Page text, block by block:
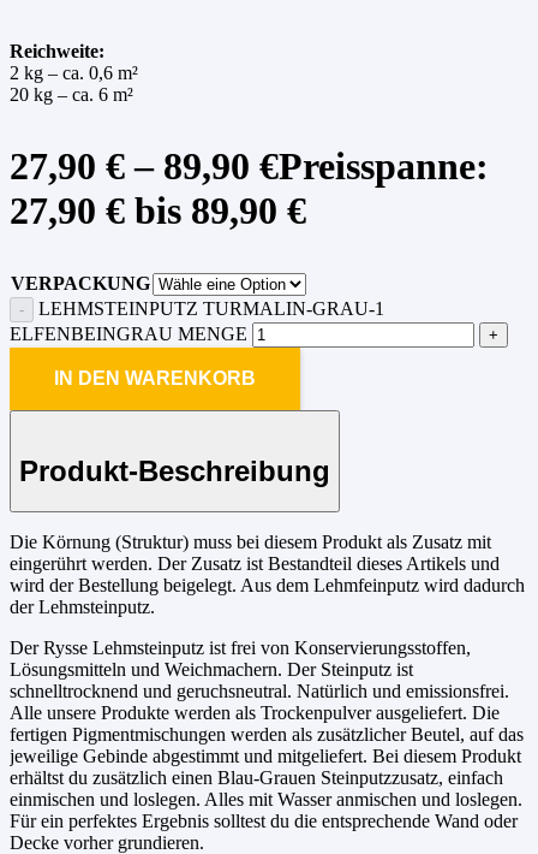
Reichweite:
2 kg – ca. 0,6 m²
20 kg – ca. 6 m²
27,90 € – 89,90 €Preisspanne:
27,90 € bis 89,90 €
VERPACKUNG
LEHMSTEINPUTZ TURMALIN-GRAU-1
ELFENBEINGRAU MENGE
IN DEN WARENKORB
Produkt-Beschreibung
Die Körnung (Struktur) muss bei diesem Produkt als Zusatz mit
eingerührt werden. Der Zusatz ist Bestandteil dieses Artikels und
wird der Bestellung beigelegt. Aus dem Lehmfeinputz wird dadurch
der Lehmsteinputz.
Der Rysse Lehmsteinputz ist frei von Konservierungsstoffen,
Lösungsmitteln und Weichmachern. Der Steinputz ist
schnelltrocknend und geruchsneutral. Natürlich und emissionsfrei.
Alle unsere Produkte werden als Trockenpulver ausgeliefert. Die
fertigen Pigmentmischungen werden als zusätzlicher Beutel, auf das
jeweilige Gebinde abgestimmt und mitgeliefert. Bei diesem Produkt
erhältst du zusätzlich einen Blau-Grauen Steinputzzusatz, einfach
einmischen und loslegen. Alles mit Wasser anmischen und loslegen.
Für ein perfektes Ergebnis solltest du die entsprechende Wand oder
Decke vorher grundieren.